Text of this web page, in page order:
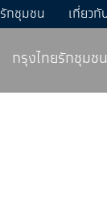
กชุมชน เกี่ยวกั
กรุงไทยรักชุมชน